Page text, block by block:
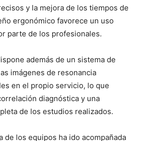
y la mejora de los tiempos de
ergonómico favorece un uso
parte de los profesionales.
además de un sistema de
imágenes de resonancia
en el propio servicio, lo que
diagnóstica y una
de los estudios realizados.
de los equipos ha ido acompañada